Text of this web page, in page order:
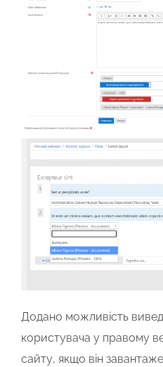
Додано можливість
користувача у правому
сайту, якщо він